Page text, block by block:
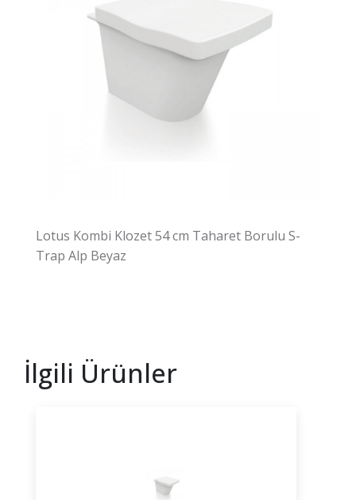
Lotus Kombi Klozet 54 cm Taharet Borulu S-
Trap Alp Beyaz
İlgili Ürünler